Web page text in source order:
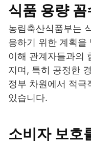
식품 용량
농림축산식품부는
응하기 위한 계획을
이해 관계자들과의
지며, 특히 공정한
정부 차원에서 적극
있습니다.
소비자 보호